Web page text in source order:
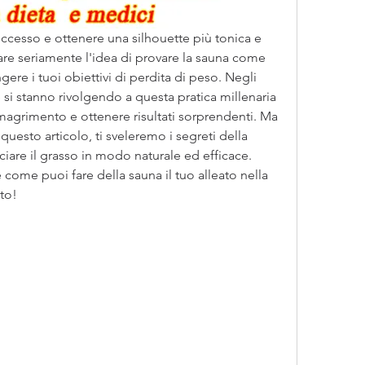
e ottenere una silhouette più tonica e
seriamente l'idea di provare la sauna come
i tuoi obiettivi di perdita di peso. Negli
stanno rivolgendo a questa pratica millenaria
e ottenere risultati sorprendenti. Ma
articolo, ti sveleremo i segreti della
il grasso in modo naturale ed efficace.
puoi fare della sauna il tuo alleato nella